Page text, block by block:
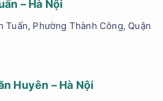
– Hà Nội
Tuấn, Phường Thành Công, Quận
Huyên – Hà Nội